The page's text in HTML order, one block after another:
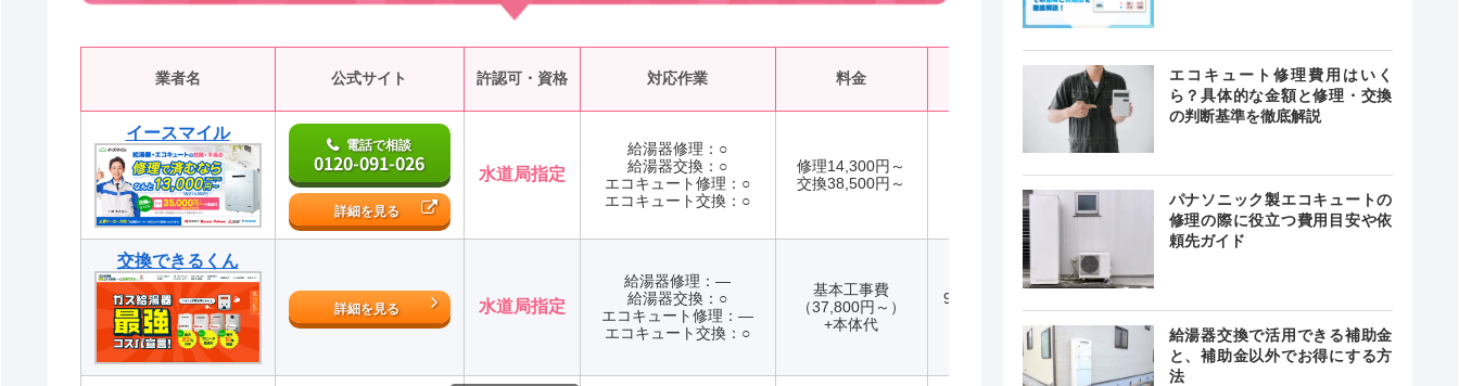
業者名 公式サイト 許認可・資格 対応作業 料金 緊急駆けつけ
イースマイル
電話で相談
0120-091-026
詳細を見る
水道局指定
給湯器修理：○
給湯器交換：○
エコキュート修理：○
エコキュート交換：○
修理14,300円～
交換38,500円～
最短20分
交換できるくん
詳細を見る 水道局指定
給湯器修理：―
給湯器交換：○
エコキュート修理：―
エコキュート交換：○
基本工事費
（37,800円～）
+本体代
9:00～18:00
記載なし
エコキュート修理費用はいく
ら？具体的な金額と修理・交換
の判断基準を徹底解説
パナソニック製エコキュートの
修理の際に役立つ費用目安や依
頼先ガイド
給湯器交換で活用できる補助金
と、補助金以外でお得にする方
法